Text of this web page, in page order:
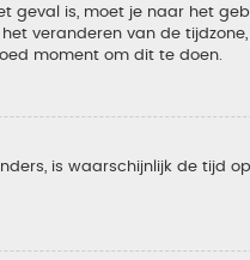
geval is, moet je naar het
veranderen van de
moment om dit te doen.
is waarschijnlijk de tijd